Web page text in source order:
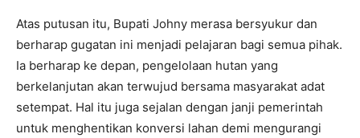
Atas putusan itu, Bupati Johny merasa bersyukur dan
berharap gugatan ini menjadi pelajaran bagi semua pihak.
Ia berharap ke depan, pengelolaan hutan yang
berkelanjutan akan terwujud bersama masyarakat adat
setempat. Hal itu juga sejalan dengan janji pemerintah
untuk menghentikan konversi lahan demi mengurangi